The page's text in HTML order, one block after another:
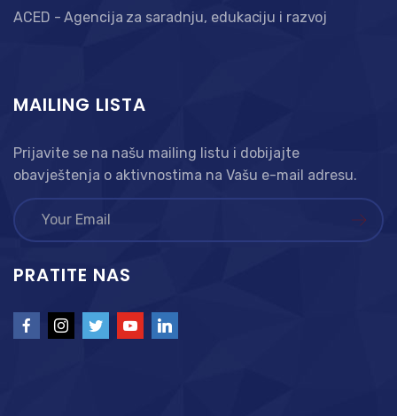
ACED - Agencija za saradnju, edukaciju i razvoj
MAILING LISTA
Prijavite se na našu mailing listu i dobijajte
obavještenja o aktivnostima na Vašu e-mail adresu.
PRATITE NAS